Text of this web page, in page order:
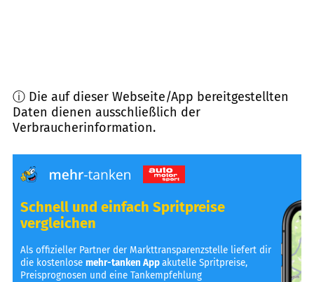
ⓘ Die auf dieser Webseite/App bereitgestellten
Daten dienen ausschließlich der
Verbraucherinformation.
Schnell und einfach Spritpreise
vergleichen
Als offizieller Partner der Markttransparenzstelle liefert dir
die kostenlosemehr-tanken Appakutelle Spritpreise,
Preisprognosen und eine Tankempfehlung